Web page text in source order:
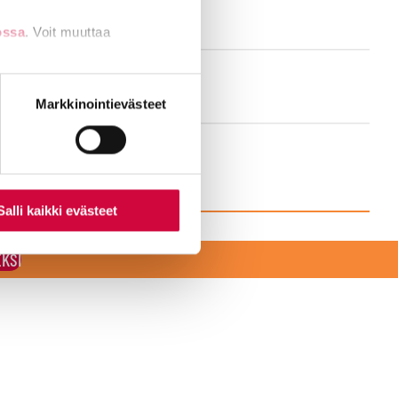
. Voit muuttaa
tai
Markkinointievästeet
kaikki evästeet